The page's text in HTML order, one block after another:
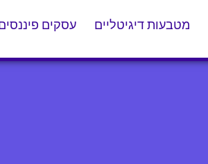
מטבעות דיגיטליים עסקים